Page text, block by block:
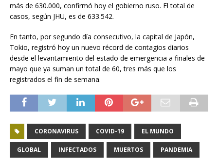
más de 630.000, confirmó hoy el gobierno ruso. El total de
casos, según JHU, es de 633.542.
En tanto, por segundo día consecutivo, la capital de Japón,
Tokio, registró hoy un nuevo récord de contagios diarios
desde el levantamiento del estado de emergencia a finales de
mayo que ya suman un total de 60, tres más que los
registrados el fin de semana.
CORONAVIRUS COVID-19 EL MUNDO
GLOBAL INFECTADOS MUERTOS PANDEMIA